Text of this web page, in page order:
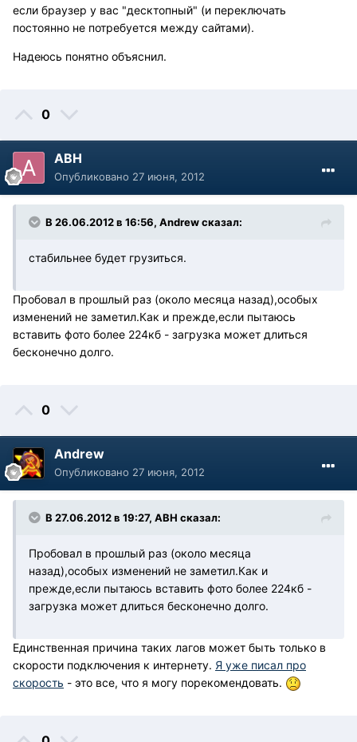
если браузер у вас "десктопный" (и переключать
постоянно не потребуется между сайтами).
Надеюсь понятно объяснил.
0
АВН
Опубликовано 27 июня, 2012
В 26.06.2012 в 16:56, Andrew сказал:
стабильнее будет грузиться.
Пробовал в прошлый раз (около месяца назад),особых
изменений не заметил.Как и прежде,если пытаюсь
вставить фото более 224кб - загрузка может длиться
бесконечно долго.
0
Andrew
Опубликовано 27 июня, 2012
В 27.06.2012 в 19:27, АВН сказал:
Пробовал в прошлый раз (около месяца
назад),особых изменений не заметил.Как и
прежде,если пытаюсь вставить фото более 224кб -
загрузка может длиться бесконечно долго.
Единственная причина таких лагов может быть только в
скорости подключения к интернету. Я уже писал про
скорость - это все, что я могу порекомендовать.